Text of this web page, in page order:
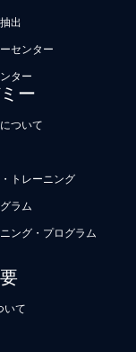
出
センター
ター
ー
ついて
トレーニング
ラム
ング・プログラム
いて